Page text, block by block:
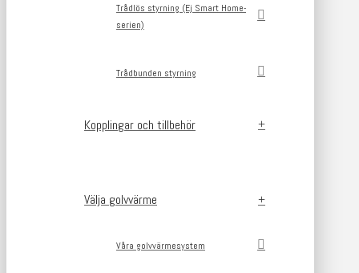
Trådlös styrning (Ej Smart Home-
serien)
Trådbunden styrning
Kopplingar och tillbehör
Välja golvvärme
Våra golvvärmesystem